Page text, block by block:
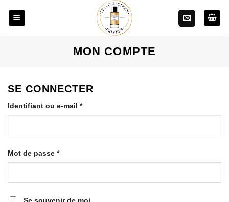
MON COMPTE
SE CONNECTER
Identifiant ou e-mail *Obligatoire
Mot de passe *Obligatoire
Se souvenir de moi